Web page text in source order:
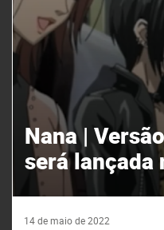
Nana |
será lançada
14 de maio de 2022